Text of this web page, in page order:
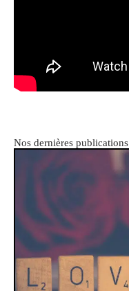
Nos dernières publications